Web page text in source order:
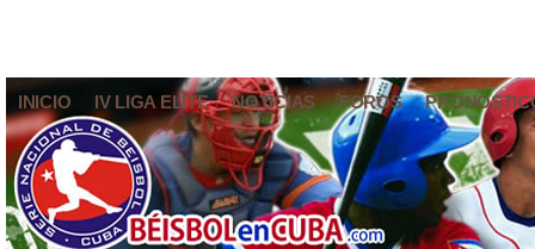
INICIO IV LIGA ELITE NOTICIAS FOROS